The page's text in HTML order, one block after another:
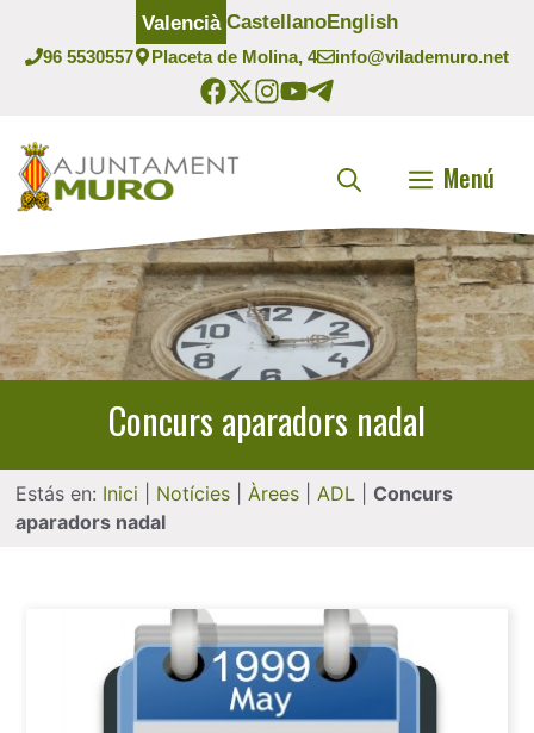
contingut
96 5530557 Placeta de Molina, 4 info@vilademuro.net
Valencià CastellanoEnglish
Menú
Concurs aparadors nadal
Estás en: Inici Notícies Àrees ADL
Concurs
aparadors nadal